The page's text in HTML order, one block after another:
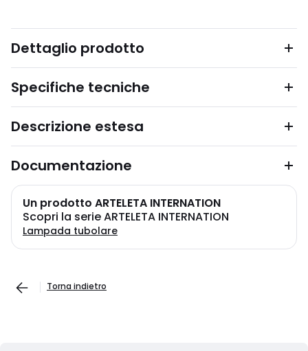
Dettaglio prodotto
Specifiche tecniche
Descrizione estesa
Documentazione
Un prodotto ARTELETA INTERNATION
Scopri la serie ARTELETA INTERNATION
Lampada tubolare
Torna indietro